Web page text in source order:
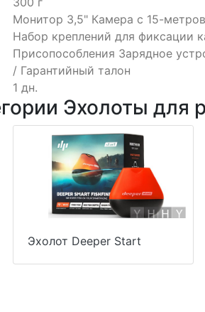
Монитор 3,5" Камера с 15-
Набор креплений для фиксации
Присопособления Зарядное
/ Гарантийный талон
1 дн.
Эхолоты для
Эхолот Deeper Start